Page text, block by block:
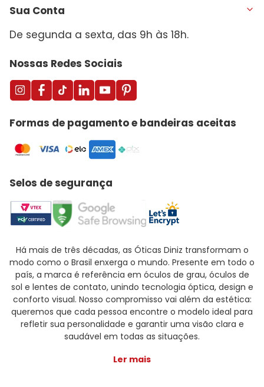
Sua Conta
De segunda a sexta, das 9h às 18h.
Nossas Redes Sociais
Formas de pagamento e bandeiras aceitas
Selos de segurança
Há mais de três décadas, as Óticas Diniz transformam o
modo como o Brasil enxerga o mundo. Presente em todo o
país, a marca é referência em óculos de grau, óculos de
sol e lentes de contato, unindo tecnologia óptica, design e
conforto visual. Nosso compromisso vai além da estética:
queremos que cada pessoa encontre o modelo ideal para
refletir sua personalidade e garantir uma visão clara e
saudável em todas as situações.
Ler mais